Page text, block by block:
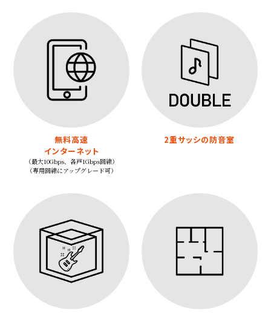
無料高速
インターネット
（最大10Gbps、各戸1Gbps回線）
（専用回線にアップグレード可）
2重サッシの防音室